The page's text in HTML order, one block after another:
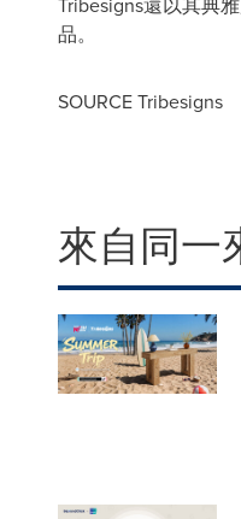
品。
SOURCE Tribesigns
來自同一